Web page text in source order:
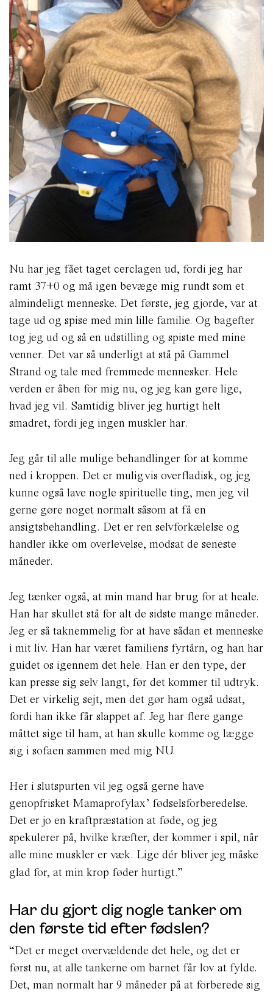
Nu har jeg fået taget cerclagen ud, fordi jeg har
ramt 37+0 og må igen bevæge mig rundt som et
almindeligt menneske. Det første, jeg gjorde, var at
tage ud og spise med min lille familie. Og bagefter
tog jeg ud og så en udstilling og spiste med mine
venner. Det var så underligt at stå på Gammel
Strand og tale med fremmede mennesker. Hele
verden er åben for mig nu, og jeg kan gøre lige,
hvad jeg vil. Samtidig bliver jeg hurtigt helt
smadret, fordi jeg ingen muskler har.
Jeg går til alle mulige behandlinger for at komme
ned i kroppen. Det er muligvis overfladisk, og jeg
kunne også lave nogle spirituelle ting, men jeg vil
gerne gøre noget normalt såsom at få en
ansigtsbehandling. Det er ren selvforkælelse og
handler ikke om overlevelse, modsat de seneste
måneder.
Jeg tænker også, at min mand har brug for at heale.
Han har skullet stå for alt de sidste mange måneder.
Jeg er så taknemmelig for at have sådan et menneske
i mit liv. Han har været familiens fyrtårn, og han har
guidet os igennem det hele. Han er den type, der
kan presse sig selv langt, før det kommer til udtryk.
Det er virkelig sejt, men det gør ham også udsat,
fordi han ikke får slappet af. Jeg har flere gange
måttet sige til ham, at han skulle komme og lægge
sig i sofaen sammen med mig NU.
Her i slutspurten vil jeg også gerne have
genopfrisket Mamaprofylax’ fødselsforberedelse.
Det er jo en kraftpræstation at føde, og jeg
spekulerer på, hvilke kræfter, der kommer i spil, når
alle mine muskler er væk. Lige dér bliver jeg måske
glad for, at min krop føder hurtigt.”
Har du gjort dig nogle tanker om
den første tid efter fødslen?
“Det er meget overvældende det hele, og det er
først nu, at alle tankerne om barnet får lov at fylde.
Det, man normalt har 9 måneder på at forberede sig